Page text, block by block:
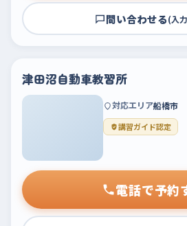
問い合わせる(入
津田沼自動車教習所
対応エリア船橋市
講習ガイド認定
電話で予約